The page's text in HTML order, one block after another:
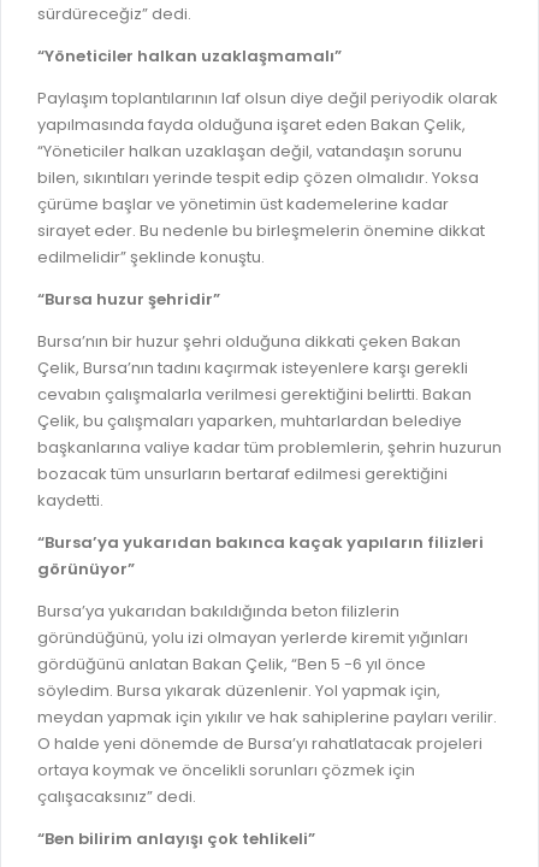
sürdüreceğiz” dedi.
“Yöneticiler halkan uzaklaşmamalı”
Paylaşım toplantılarının laf olsun diye değil periyodik olarak
yapılmasında fayda olduğuna işaret eden Bakan Çelik,
“Yöneticiler halkan uzaklaşan değil, vatandaşın sorunu
bilen, sıkıntıları yerinde tespit edip çözen olmalıdır. Yoksa
çürüme başlar ve yönetimin üst kademelerine kadar
sirayet eder. Bu nedenle bu birleşmelerin önemine dikkat
edilmelidir” şeklinde konuştu.
“Bursa huzur şehridir”
Bursa’nın bir huzur şehri olduğuna dikkati çeken Bakan
Çelik, Bursa’nın tadını kaçırmak isteyenlere karşı gerekli
cevabın çalışmalarla verilmesi gerektiğini belirtti. Bakan
Çelik, bu çalışmaları yaparken, muhtarlardan belediye
başkanlarına valiye kadar tüm problemlerin, şehrin huzurun
bozacak tüm unsurların bertaraf edilmesi gerektiğini
kaydetti.
“Bursa’ya yukarıdan bakınca kaçak yapıların filizleri
görünüyor”
Bursa’ya yukarıdan bakıldığında beton filizlerin
göründüğünü, yolu izi olmayan yerlerde kiremit yığınları
gördüğünü anlatan Bakan Çelik, “Ben 5 -6 yıl önce
söyledim. Bursa yıkarak düzenlenir. Yol yapmak için,
meydan yapmak için yıkılır ve hak sahiplerine payları verilir.
O halde yeni dönemde de Bursa’yı rahatlatacak projeleri
ortaya koymak ve öncelikli sorunları çözmek için
çalışacaksınız” dedi.
“Ben bilirim anlayışı çok tehlikeli”